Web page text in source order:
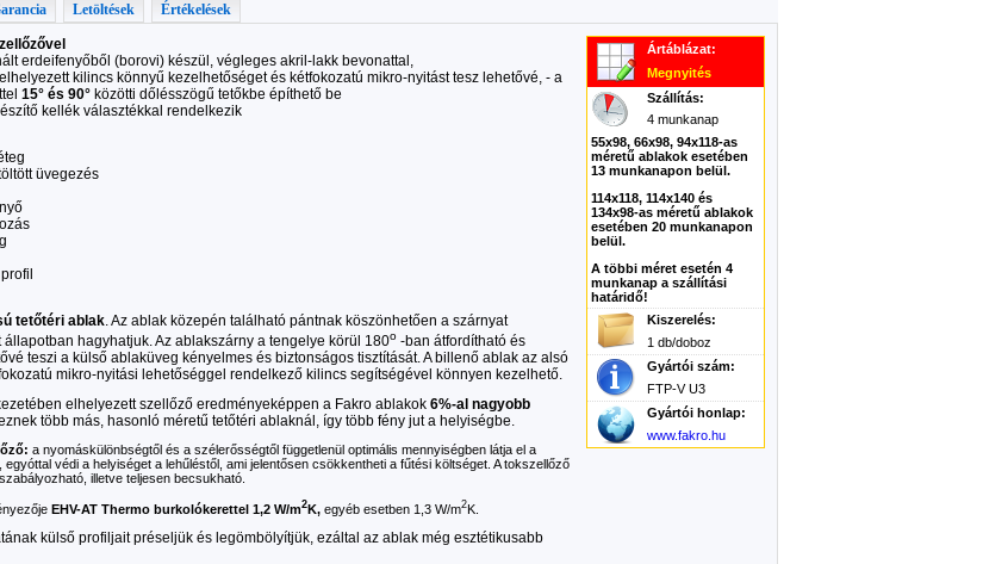
Letöltések Értékelések
erdeifenyőből (borovi) készül, végleges akril-lakk bevonattal,
kilincs könnyű kezelhetőséget és kétfokozatú mikro-nyitást tesz lehetővé, - a
15° és 90° közötti dőlésszögű tetőkbe építhető be
kellék választékkal rendelkezik
üvegezés
tetőtéri ablak. Az ablak közepén található pántnak köszönhetően a szárnyat
állapotban hagyhatjuk. Az ablakszárny a tengelye körül 180o -ban átfordítható és
teszi a külső ablaküveg kényelmes és biztonságos tisztítását. A billenő ablak az alsó
mikro-nyitási lehetőséggel rendelkező kilincs segítségével könnyen kezelhető.
elhelyezett szellőző eredményeképpen a Fakro ablakok 6%-al nagyobb
több más, hasonló méretű tetőtéri ablaknál, így több fény jut a helyiségbe.
a nyomáskülönbségtől és a szélerősségtől függetlenül optimális mennyiségben látja el a
védi a helyiséget a lehűléstől, ami jelentősen csökkentheti a fűtési költséget. A tokszellőző
illetve teljesen becsukható.
EHV-AT Thermo burkolókerettel 1,2 W/m2K, egyéb esetben 1,3 W/m2K.
külső profiljait préseljük és legömbölyítjük, ezáltal az ablak még esztétikusabb
Ártáblázat:
Megnyités
Szállítás:
4 munkanap
55x98, 66x98, 94x118-as
méretű ablakok esetében
13 munkanapon belül.
114x118, 114x140 és
134x98-as méretű ablakok
esetében 20 munkanapon
belül.
A többi méret esetén 4
munkanap a szállítási
határidő!
Kiszerelés:
1 db/doboz
Gyártói szám:
FTP-V U3
Gyártói honlap:
www.fakro.hu